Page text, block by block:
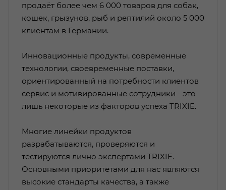
продаёт более чем 6 000 товаров для собак,
кошек, грызунов, рыб и рептилий около 5 000
клиентам в Германии.
Инновационные продукты, современные
технологии, своевременные поставки,
ориентированный на потребности клиентов
сервис и мотивированные сотрудники - это
лишь некоторые из факторов успеха TRIXIE.
Многие линейки продуктов
разрабатываются, проверяются и
тестируются лично экспертами TRIXIE.
Основными приоритетами для нас являются
высокие стандарты качества, а также